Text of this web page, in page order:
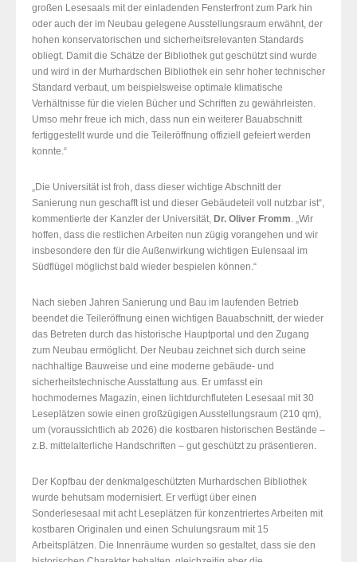
großen Lesesaals mit der einladenden Fensterfront zum Park hin
oder auch der im Neubau gelegene Ausstellungsraum erwähnt, der
hohen konservatorischen und sicherheitsrelevanten Standards
obliegt. Damit die Schätze der Bibliothek gut geschützt sind wurde
und wird in der Murhardschen Bibliothek ein sehr hoher technischer
Standard verbaut, um beispielsweise optimale klimatische
Verhältnisse für die vielen Bücher und Schriften zu gewährleisten.
Umso mehr freue ich mich, dass nun ein weiterer Bauabschnitt
fertiggestellt wurde und die Teileröffnung offiziell gefeiert werden
konnte.“
„Die Universität ist froh, dass dieser wichtige Abschnitt der
Sanierung nun geschafft ist und dieser Gebäudeteil voll nutzbar ist“,
kommentierte der Kanzler der Universität, Dr. Oliver Fromm. „Wir
hoffen, dass die restlichen Arbeiten nun zügig vorangehen und wir
insbesondere den für die Außenwirkung wichtigen Eulensaal im
Südflügel möglichst bald wieder bespielen können.“
Nach sieben Jahren Sanierung und Bau im laufenden Betrieb
beendet die Teileröffnung einen wichtigen Bauabschnitt, der wieder
das Betreten durch das historische Hauptportal und den Zugang
zum Neubau ermöglicht. Der Neubau zeichnet sich durch seine
nachhaltige Bauweise und eine moderne gebäude- und
sicherheitstechnische Ausstattung aus. Er umfasst ein
hochmodernes Magazin, einen lichtdurchfluteten Lesesaal mit 30
Leseplätzen sowie einen großzügigen Ausstellungsraum (210 qm),
um (voraussichtlich ab 2026) die kostbaren historischen Bestände –
z.B. mittelalterliche Handschriften – gut geschützt zu präsentieren.
Der Kopfbau der denkmalgeschützten Murhardschen Bibliothek
wurde behutsam modernisiert. Er verfügt über einen
Sonderlesesaal mit acht Leseplätzen für konzentriertes Arbeiten mit
kostbaren Originalen und einen Schulungsraum mit 15
Arbeitsplätzen. Die Innenräume wurden so gestaltet, dass sie den